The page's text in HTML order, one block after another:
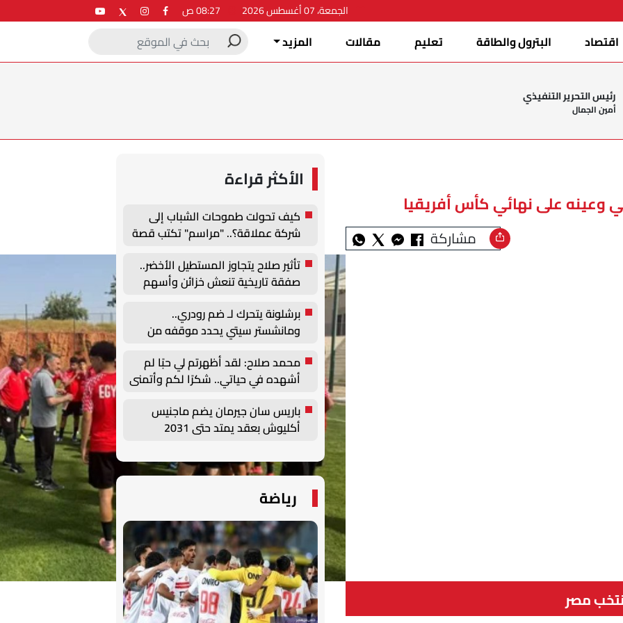
الجمعة، 07 أغسطس 2026
اقتصاد البترول والطاقة تعليم مقالات المزيد
رئيس التحرير التنفيذي
أمين الجمال
وعينه على نهائي كأس أفريقيا
مشاركة
مصر
الأكثر قراءة
كيف تحولت طموحات الشباب إلى
شركة عملاقة؟.. "مراسم" تكتب قصة
والتوظيف الزراعي الأول بجامعة
دمنهور
تأثير صلاح يتجاوز المستطيل الأخضر..
صفقة تاريخية تنعش خزائن وأسهم
برشلونة يتحرك لـ ضم رودري..
ومانشستر سيتي يحدد موقفه من
محمد صلاح: لقد أظهرتم لي حبًا لم
أشهده في حياتي.. شكرًا لكم وأتمنى
أن أصنع التاريخ هنا
باريس سان جيرمان يضم ماجنيس
أكليوش بعقد يمتد حتى 2031
رياضة